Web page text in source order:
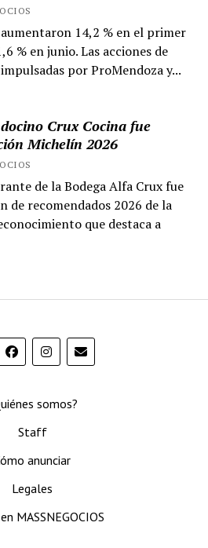
14,2 % en el primer
% en junio. Las acciones de
por ProMendoza y...
Crux Cocina fue
Michelín 2026
de la Bodega Alfa Crux fue
de recomendados 2026 de la
que destaca a
somos?
Staff
anunciar
Legales
MASSNEGOCIOS